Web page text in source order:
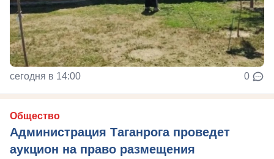
сегодня в 14:00 0
Общество
Администрация Таганрога проведет
аукцион на право размещения